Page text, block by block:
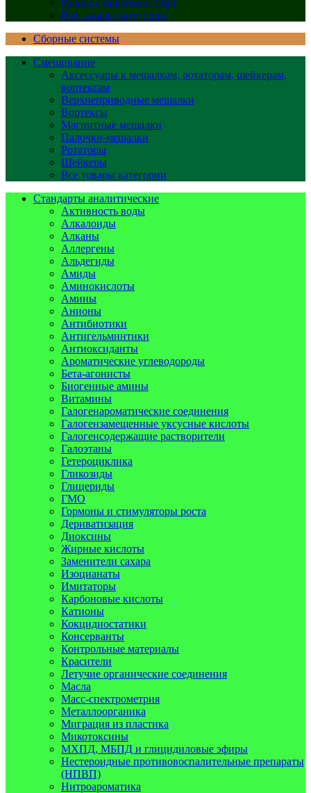
Работа с поверхностями
Все товары категории
Сборные системы
Смешивание
Аксессуары к мешалкам, ротаторам, шейкерам,
вортексам
Верхнеприводные мешалки
Вортексы
Магнитные мешалки
Палочки-мешалки
Ротаторы
Шейкеры
Все товары категории
Стандарты аналитические
Активность воды
Алкалоиды
Алканы
Аллергены
Альдегиды
Амиды
Аминокислоты
Амины
Анионы
Антибиотики
Антигельминтики
Антиоксиданты
Ароматические углеводороды
Бета-агонисты
Биогенные амины
Витамины
Галогенароматические соединения
Галогензамещенные уксусные кислоты
Галогенсодержащие растворители
Галоэтаны
Гетероциклика
Гликозиды
Глицериды
ГМО
Гормоны и стимуляторы роста
Дериватизация
Диоксины
Жирные кислоты
Заменители сахара
Изоцианаты
Имитаторы
Карбоновые кислоты
Катионы
Кокцидиостатики
Консерванты
Контрольные материалы
Красители
Летучие органические соединения
Масла
Масс-спектрометрия
Металлоорганика
Миграция из пластика
Микотоксины
МХПД, МБПД и глицидиловые эфиры
Нестероидные противовоспалительные препараты
(НПВП)
Нитроароматика